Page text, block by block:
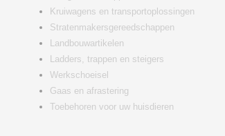
Kruiwagens en transportoplossingen
Stratenmakersgereedschappen
Landbouwartikelen
Ladders, trappen en steigers
Werkschoeisel
Gaas en afrastering
Toebehoren voor uw huisdieren